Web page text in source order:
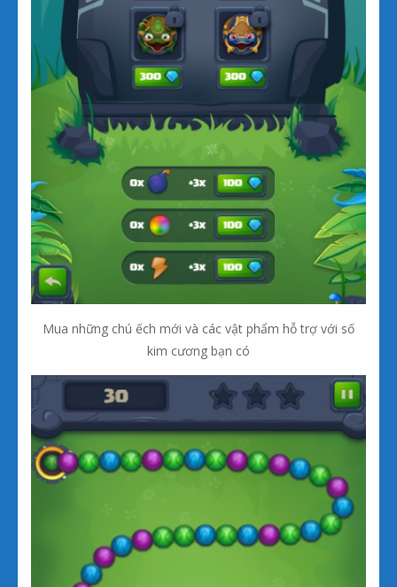
Mua những chú ếch mới và các vật phẩm hỗ trợ với số
kim cương bạn có